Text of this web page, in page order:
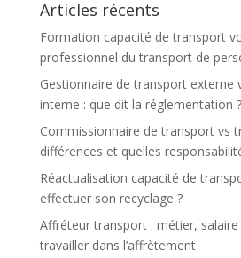
Articles récents
Formation capacité de transport
professionnel du transport de
Gestionnaire de transport externe
interne : que dit la réglementation ?
Commissionnaire de transport vs
différences et quelles
Réactualisation capacité de
effectuer son recyclage ?
Affréteur transport : métier,
travailler dans l’affrètement